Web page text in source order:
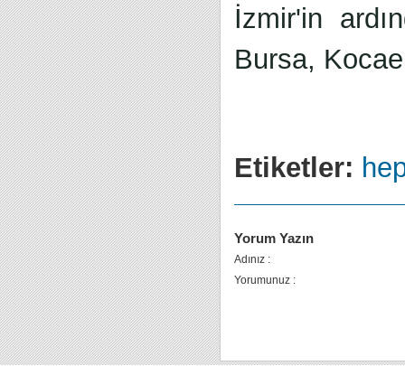
İzmir'in
Bursa,
Etiketler:
Yorum Yazın
Adınız :
Yorumunuz :